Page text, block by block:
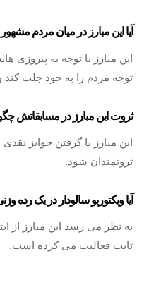
آیا این مبارز در میان مردم
این مبارز با توجه به پیروزی‌
توجه مردم را به خود جلب
ثروت این مبارز در مسابقاتش
این مبارز با گرفتن جوایز نقدی
ثروتمندان شود.
آیا ویکتوریو سالودار در یک رده
به نظر می‌ رسد این مبارز از
ثابت فعالیت می کرده است.